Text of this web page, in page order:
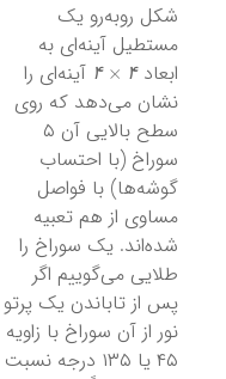
شکل روبه‌رو یک
مستطیل آینه‌ای به
ابعاد
۴ ۴
۴ ×۴ آینه‌ای را
نشان می‌دهد که روی
سطح بالایی آن ۵
سوراخ (با احتساب
گوشه‌ها) با فواصل
مساوی از هم تعبیه‌
شده‌اند. یک سوراخ را
طلایی می‌گوییم اگر
پس از تاباندن یک پرتو
نور از آن سوراخ با زاویه
۴۵ یا ۱۳۵